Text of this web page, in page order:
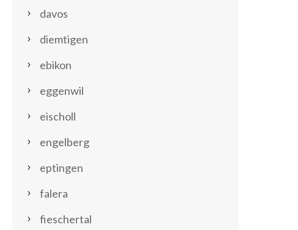
davos
diemtigen
ebikon
eggenwil
eischoll
engelberg
eptingen
falera
fieschertal